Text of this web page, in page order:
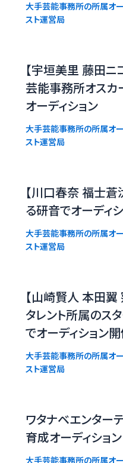
大手芸能事務所の所属オー
スト運営局
【宇垣美里 藤田
芸能事務所オスカ
オーディション
大手芸能事務所の所属オー
スト運営局
【川口春奈 福士
る研音でオーディ
大手芸能事務所の所属オー
スト運営局
【山崎賢人 本田
タレント所属のス
でオーディション
大手芸能事務所の所属オー
スト運営局
ワタナベエンター
育成オーディション
大手芸能事務所の所属オー